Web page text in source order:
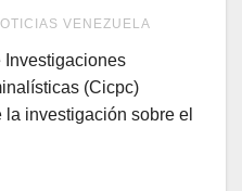
VENEZUELA
Investigaciones
(Cicpc)
investigación sobre el